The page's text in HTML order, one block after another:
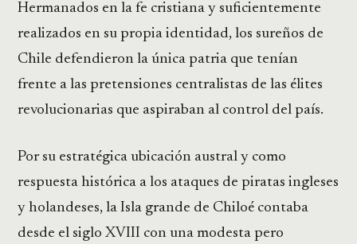
Hermanados en la fe cristiana y suficientemente
realizados en su propia identidad, los sureños de
Chile defendieron la única patria que tenían
frente a las pretensiones centralistas de las élites
revolucionarias que aspiraban al control del país.
Por su estratégica ubicación austral y como
respuesta histórica a los ataques de piratas ingleses
y holandeses, la Isla grande de Chiloé contaba
desde el siglo XVIII con una modesta pero